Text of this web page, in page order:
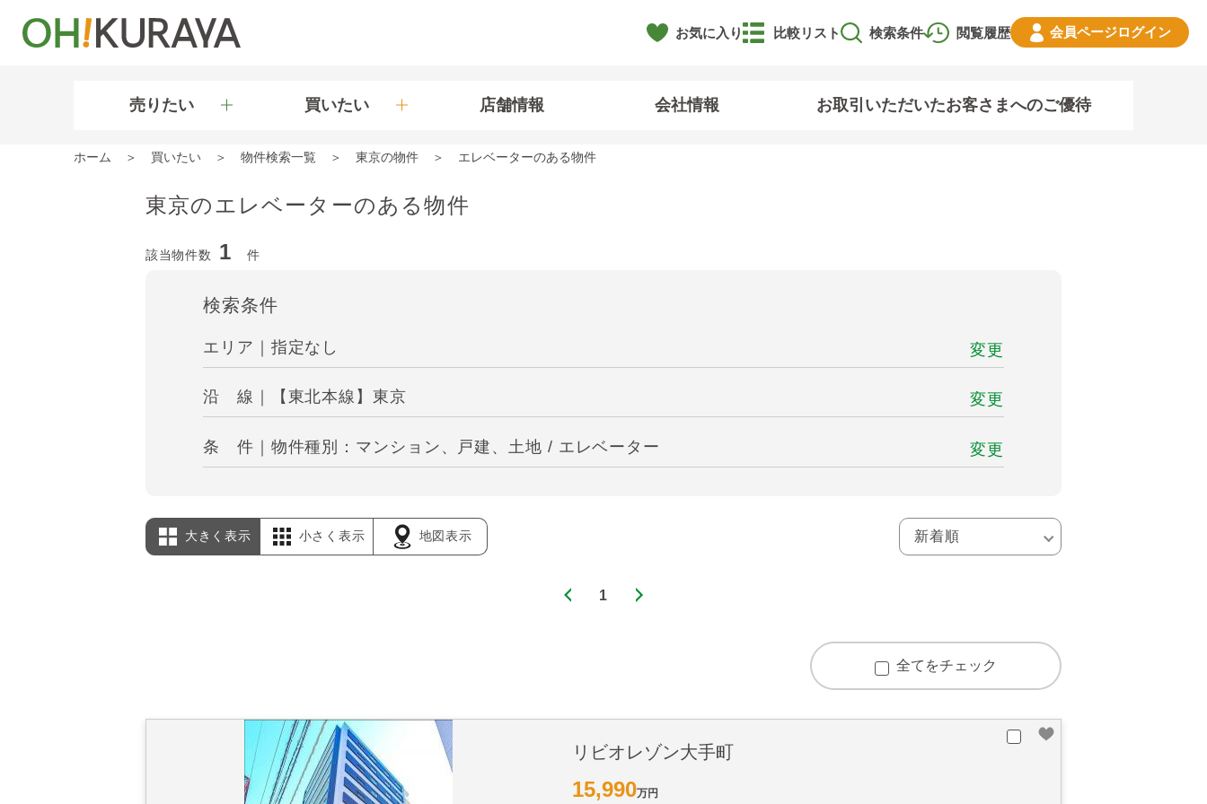
お気に入り 閲覧履歴
比較リスト 検索条件 会員ページログイン
売りたい 買いたい 店舗情報 会社情報 お取引いただいたお客さまへのご優待
ホーム 買いたい 物件検索一覧 東京の物件 エレベーターのある物件
東京のエレベーターのある物件
該当物件数 1 件
検索条件
エリア｜指定なし 変更
沿 線｜【東北本線】東京 変更
条 件｜物件種別：マンション、戸建、土地 / エレベーター 変更
大きく表示 小さく表示 地図表示
1
全てをチェック
リビオレゾン大手町
15,990万円